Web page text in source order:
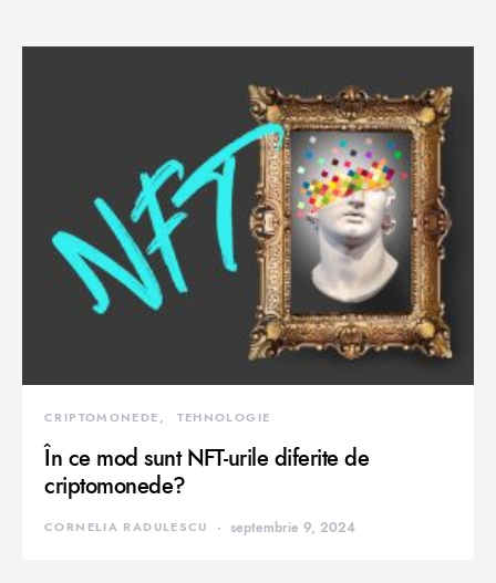
CRIPTOMONEDE TEHNOLOGIE
În ce mod sunt NFT-urile diferite de
criptomonede?
CORNELIA RADULESCU septembrie 9, 2024